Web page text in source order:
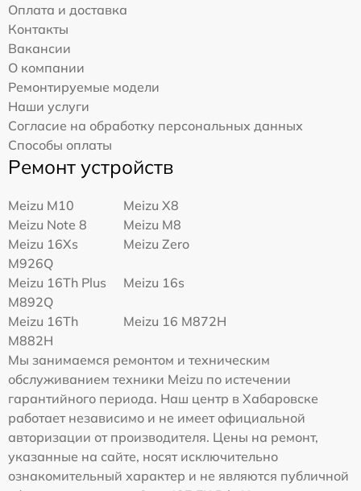
Оплата и доставка
Контакты
Вакансии
О компании
Ремонтируемые модели
Наши услуги
Согласие на обработку персональных данных
Способы оплаты
Ремонт устройств
Meizu M10
Meizu X8
Meizu Note 8
Meizu M8
Meizu 16Xs
M926Q
Meizu Zero
Meizu 16Th Plus
M892Q
Meizu 16s
Meizu 16Th
M882H
Meizu 16 M872H
Мы занимаемся ремонтом и техническим
обслуживанием техники Meizu по истечении
гарантийного периода. Наш центр в Хабаровске
работает независимо и не имеет официальной
авторизации от производителя. Цены на ремонт,
указанные на сайте, носят исключительно
ознакомительный характер и не являются публичной